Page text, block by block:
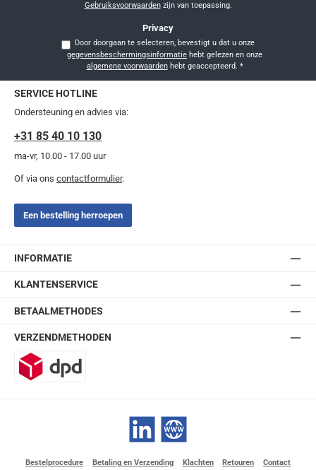
Gebruiksvoorwaardenzijn van toepassing.
Privacy
Door doorgaan te selecteren, bevestigt u dat u onze
gegevensbeschermingsinformatie
algemene voorwaardenhebt geaccepteerd. *
SERVICE HOTLINE
Ondersteuning en advies via:
+31 85 40 10 130
ma-vr, 10.00 - 17.00 uur
Of via ons contactformulier.
Een bestelling herroepen
INFORMATIE
KLANTENSERVICE
BETAALMETHODES
VERZENDMETHODEN
LinkedIn Website
Bestelprocedure Betaling en Verzending Klachten Retouren Contact